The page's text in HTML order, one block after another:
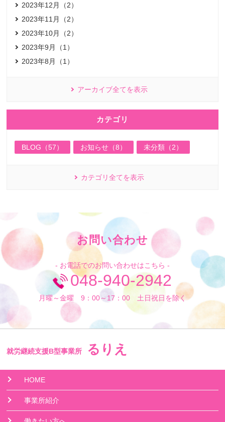
2023年12月（2）
2023年11月（2）
2023年10月（2）
2023年9月（1）
2023年8月（1）
アーカイブ全てを表示
カテゴリ
BLOG（57） お知らせ（8） 未分類（2）
カテゴリ全てを表示
お問い合わせ
- お電話でのお問い合わせはこちら -
048-940-2942
月曜～金曜 9：00～17：00 土日祝日を除く
就労継続支援B型事業所 るりえ
HOME
事業所紹介